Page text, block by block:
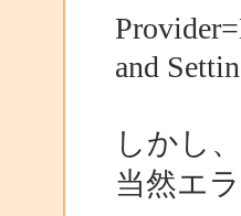
and
しかし
当然エ